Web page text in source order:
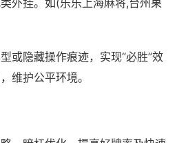
或隐藏操作痕迹，实现“必胜”效
维护公平环境。